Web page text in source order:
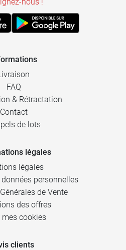
FAQ
& Rétractation
Contact
de lots
légales
légales
personnelles
de Vente
des offres
mes cookies
clients